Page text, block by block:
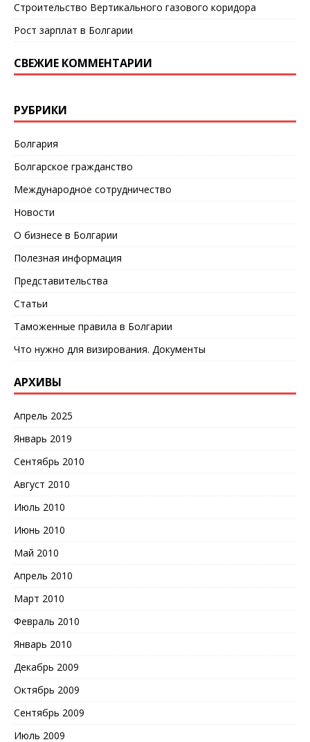
Строительство Вертикального газового коридора
Рост зарплат в Болгарии
СВЕЖИЕ КОММЕНТАРИИ
РУБРИКИ
Болгария
Болгарское гражданство
Международное сотрудничество
Новости
О бизнесе в Болгарии
Полезная информация
Представительства
Статьи
Таможенные правила в Болгарии
Что нужно для визирования. Документы
АРХИВЫ
Апрель 2025
Январь 2019
Сентябрь 2010
Август 2010
Июль 2010
Июнь 2010
Май 2010
Апрель 2010
Март 2010
Февраль 2010
Январь 2010
Декабрь 2009
Октябрь 2009
Сентябрь 2009
Июль 2009